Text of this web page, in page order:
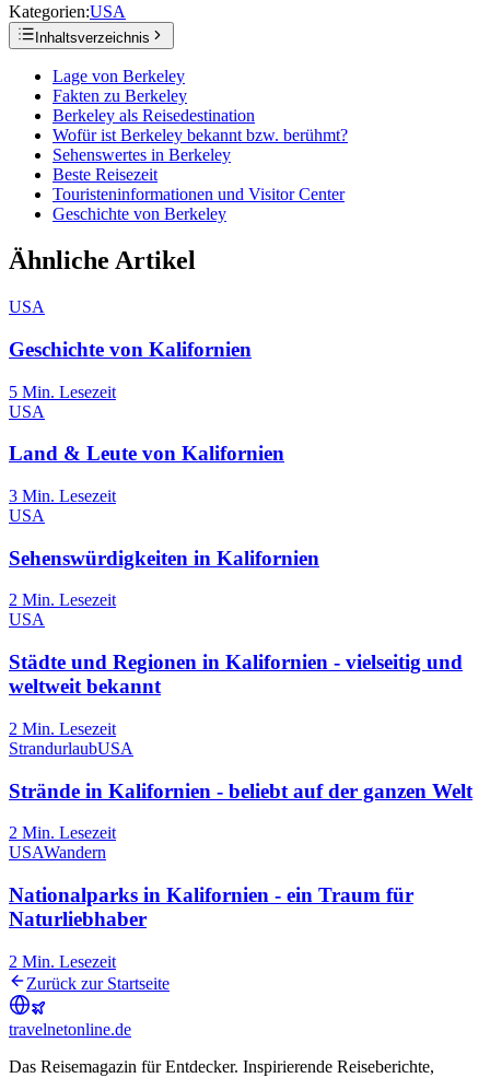
Kategorien:USA
Inhaltsverzeichnis
Lage von Berkeley
Fakten zu Berkeley
Berkeley als Reisedestination
Wofür ist Berkeley bekannt bzw. berühmt?
Sehenswertes in Berkeley
Beste Reisezeit
Touristeninformationen und Visitor Center
Geschichte von Berkeley
Ähnliche Artikel
USA
Geschichte von Kalifornien
5 Min. Lesezeit
USA
Land & Leute von Kalifornien
3 Min. Lesezeit
USA
Sehenswürdigkeiten in Kalifornien
2 Min. Lesezeit
USA
Städte und Regionen in Kalifornien - vielseitig und
weltweit bekannt
2 Min. Lesezeit
StrandurlaubUSA
Strände in Kalifornien - beliebt auf der ganzen Welt
2 Min. Lesezeit
USAWandern
Nationalparks in Kalifornien - ein Traum für
Naturliebhaber
2 Min. Lesezeit
Zurück zur Startseite
travelnetonline.de
Das Reisemagazin für Entdecker. Inspirierende Reiseberichte,